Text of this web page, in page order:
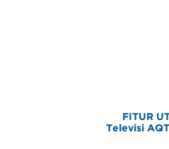
FITUR
Televisi